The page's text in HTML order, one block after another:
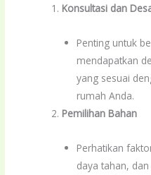
Konsultasi dan
Penting untuk
mendapatkan
yang sesuai
rumah Anda.
Pemilihan Bahan
Perhatikan
daya tahan,